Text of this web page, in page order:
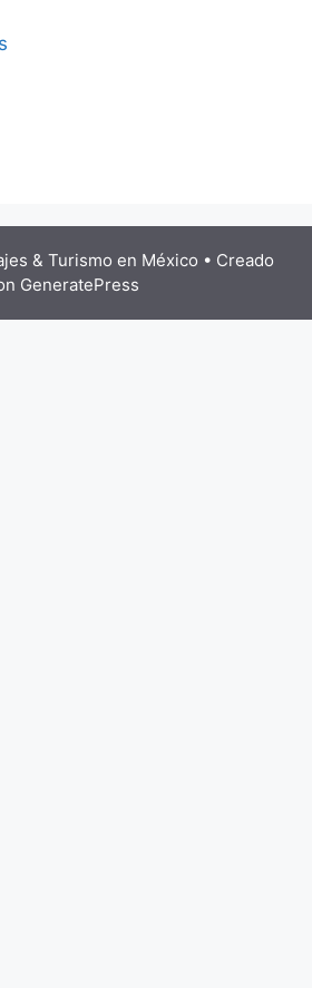
& Turismo en México • Creado
GeneratePress